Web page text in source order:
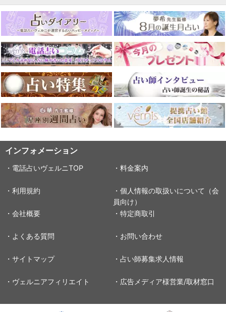
インフォメーション
・電話占いヴェルニTOP ・料金案内
・利用規約
・個人情報の取扱いについて（会
員向け）
・会社概要
・特定商取引
・よくある質問 ・お問い合わせ
・サイトマップ ・占い師募集求人情報
・ヴェルニアフィリエイト ・広告メディア様営業/取材窓口